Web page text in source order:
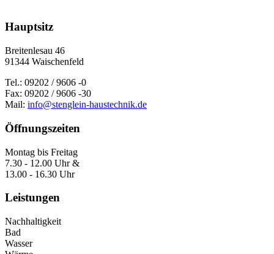
Hauptsitz
Breitenlesau 46
91344 Waischenfeld
Tel.: 09202 / 9606 -0
Fax: 09202 / 9606 -30
Mail: info@stenglein-haustechnik.de
Öffnungszeiten
Montag bis Freitag
7.30 - 12.00 Uhr &
13.00 - 16.30 Uhr
Leistungen
Nachhaltigkeit
Bad
Wasser